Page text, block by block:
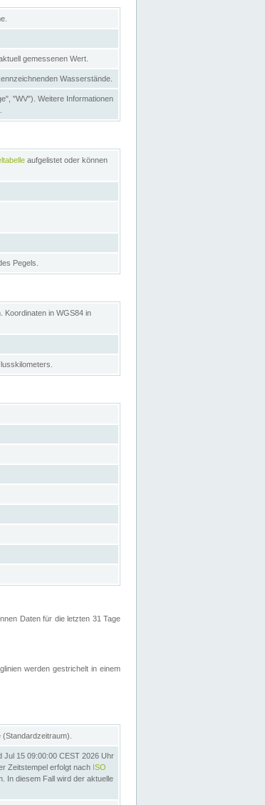
gemessenen Wert.
Wasserstände.
"WV"). Weitere Informationen
aufgelistet oder können
Pegels.
Koordinaten in WGS84 in
Daten für die letzten 31 Tage
werden gestrichelt in einem
15 09:00:00 CEST 2026 Uhr
Zeitstempel erfolgt nach ISO
In diesem Fall wird der aktuelle